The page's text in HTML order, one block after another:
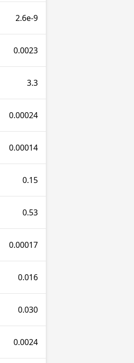
2.6e-9
0.0023
3.3
0.00024
0.00014
0.15
0.53
0.00017
0.016
0.030
0.0024